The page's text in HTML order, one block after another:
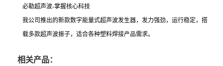
必勒超声波-掌握核心科技
我公司推出的新款数字能量式超声波发生器，发力强劲，运行稳定，搭
载多款超声波振子，适合各种塑料焊接产品需求。
相关产品：